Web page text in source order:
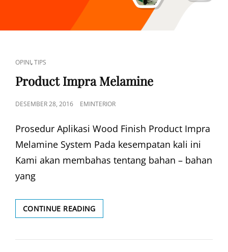
CAT
LINKS
OPINI,TIPS
Product Impra Melamine
POSTED
DESEMBER 28, 2016 EMINTERIOR
Prosedur Aplikasi Wood Finish Product Impra
Melamine System Pada kesempatan kali ini
Kami akan membahas tentang bahan – bahan
yang
CONTINUE READINGPRODUCT
IMPRA